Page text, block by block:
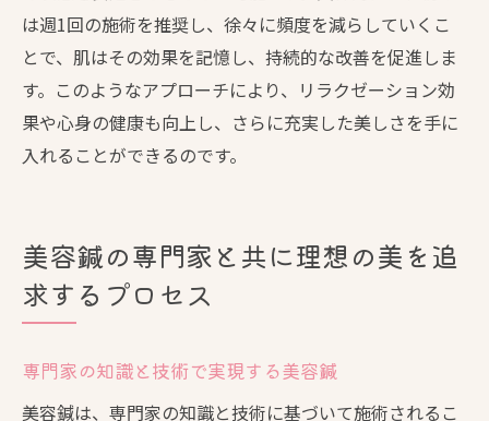
は週1回の施術を推奨し、徐々に頻度を減らしていくこ
とで、肌はその効果を記憶し、持続的な改善を促進しま
す。このようなアプローチにより、リラクゼーション効
果や心身の健康も向上し、さらに充実した美しさを手に
入れることができるのです。
美容鍼の専門家と共に理想の美を追
求するプロセス
専門家の知識と技術で実現する美容鍼
美容鍼は、専門家の知識と技術に基づいて施術されるこ